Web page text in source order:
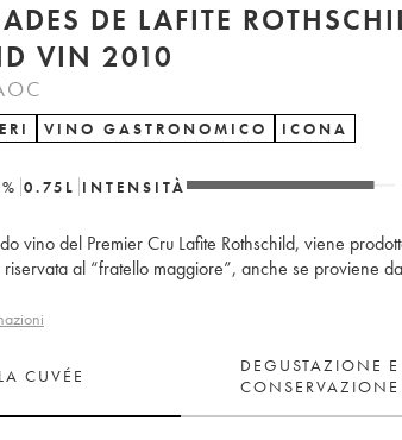
DE LAFITE
SECOND VIN 2010
VINO GASTRONOMICO ICONA
% 0.75 L INTENSITÀ
vino del Premier Cru Lafite Rothschild, viene
riservata al “fratello maggiore”, anche se proviene
LA CUVÉE
DEGUSTAZIONE E
CONSERVAZIONE